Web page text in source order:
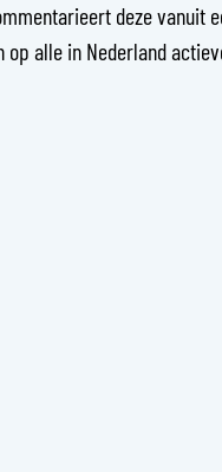
deze vanuit
alle in Nederland